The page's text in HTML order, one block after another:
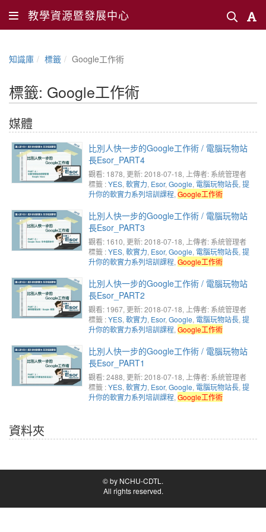
教學資源暨發展中心
知識庫 標籤 Google工作術
標籤: Google工作術
媒體
比別人快一步的Google工作術 / 電腦玩物站
長Esor_PART4
觀看: 1878, 更新: 2018-07-18, 上傳者: 系統管理者
標籤 :YES, 軟實力, Esor, Google, 電腦玩物站長, 提
升你的軟實力系列培訓課程, Google工作術
比別人快一步的Google工作術 / 電腦玩物站
長Esor_PART3
觀看: 1610, 更新: 2018-07-18, 上傳者: 系統管理者
標籤 :YES, 軟實力, Esor, Google, 電腦玩物站長, 提
升你的軟實力系列培訓課程, Google工作術
比別人快一步的Google工作術 / 電腦玩物站
長Esor_PART2
觀看: 1967, 更新: 2018-07-18, 上傳者: 系統管理者
標籤 :YES, 軟實力, Esor, Google, 電腦玩物站長, 提
升你的軟實力系列培訓課程, Google工作術
比別人快一步的Google工作術 / 電腦玩物站
長Esor_PART1
觀看: 2488, 更新: 2018-07-18, 上傳者: 系統管理者
標籤 :YES, 軟實力, Esor, Google, 電腦玩物站長, 提
升你的軟實力系列培訓課程, Google工作術
資料夾
© by NCHU-CDTL.
All rights reserved.